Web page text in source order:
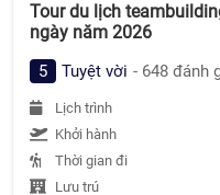
Tour du lịch
ngày năm 2026
5 Tuyệt vời - 648 đánh
Lịch trình
Khởi hành
Thời gian đi
Lưu trú